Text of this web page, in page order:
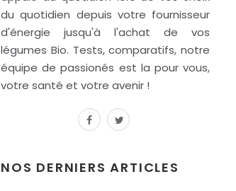
du quotidien depuis votre fournisseur
d'énergie jusqu'à l'achat de vos
légumes Bio. Tests, comparatifs, notre
équipe de passionés est la pour vous,
votre santé et votre avenir !
facebook
twitter
NOS DERNIERS ARTICLES